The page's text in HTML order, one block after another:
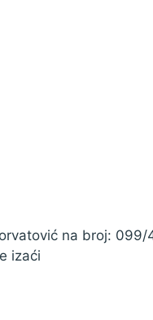
na broj: 099/
izaći